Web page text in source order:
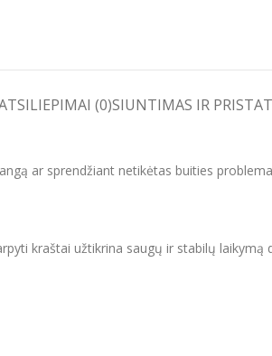
(0)SIUNTIMAS IR
ar sprendžiant netikėtas buities
kraštai užtikrina saugų ir stabilų